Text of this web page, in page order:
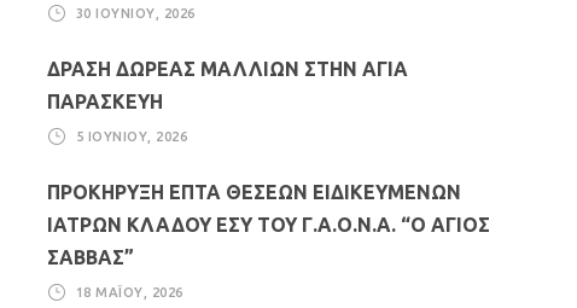
30 ΙΟΥΝΊΟΥ, 2026
ΔΡΑΣΗ ΔΩΡΕΑΣ ΜΑΛΛΙΩΝ ΣΤΗΝ ΑΓΙΑ
ΠΑΡΑΣΚΕΥΗ
5 ΙΟΥΝΊΟΥ, 2026
ΠΡΟΚΗΡΥΞΗ ΕΠΤΑ ΘΕΣΕΩΝ ΕΙΔΙΚΕΥΜΕΝΩΝ
ΙΑΤΡΩΝ ΚΛΑΔΟΥ ΕΣΥ ΤΟΥ Γ.Α.Ο.Ν.Α. “Ο ΑΓΙΟΣ
ΣΑΒΒΑΣ”
18 ΜΑΪ́ΟΥ, 2026